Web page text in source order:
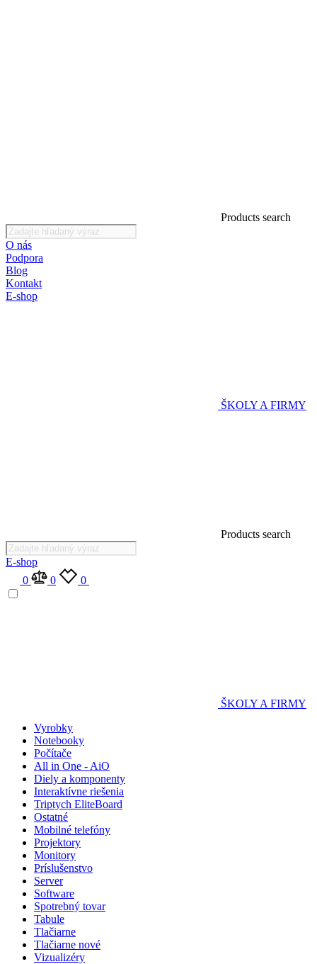
Products search
O nás
Podpora
Blog
Kontakt
E-shop
ŠKOLY A FIRMY
Products search
E-shop
0
0 0
ŠKOLY A FIRMY
Vyrobky
Notebooky
Počítače
All in One - AiO
Diely a komponenty
Interaktívne riešenia
Triptych EliteBoard
Ostatné
Mobilné telefóny
Projektory
Monitory
Príslušenstvo
Server
Software
Spotrebný tovar
Tabule
Tlačiarne
Tlačiarne nové
Vizualizéry